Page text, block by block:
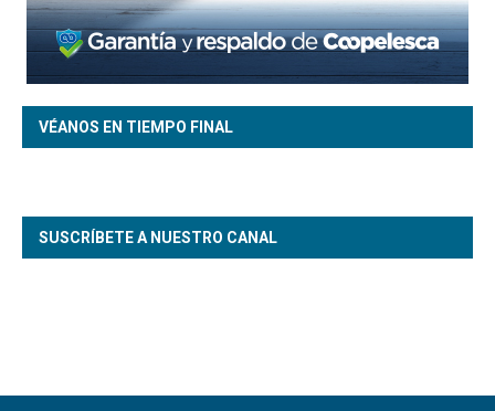
VÉANOS EN TIEMPO FINAL
SUSCRÍBETE A NUESTRO CANAL